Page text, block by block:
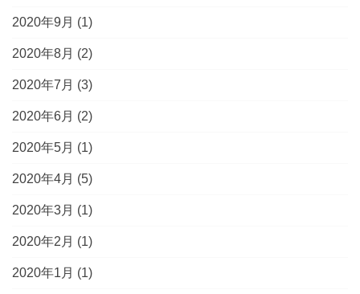
2020年9月 (1)
2020年8月 (2)
2020年7月 (3)
2020年6月 (2)
2020年5月 (1)
2020年4月 (5)
2020年3月 (1)
2020年2月 (1)
2020年1月 (1)